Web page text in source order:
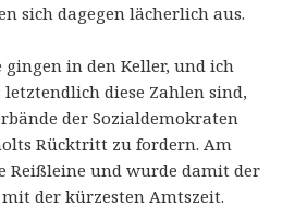
sich dagegen lächerlich aus.
in den Keller, und ich
letztendlich diese Zahlen sind,
der Sozialdemokraten
Rücktritt zu fordern. Am
Reißleine und wurde damit der
der kürzesten Amtszeit.